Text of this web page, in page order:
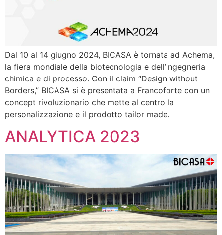
Dal 10 al 14 giugno 2024, BICASA è tornata ad Achema,
la fiera mondiale della biotecnologia e dell’ingegneria
chimica e di processo. Con il claim “Design without
Borders,” BICASA si è presentata a Francoforte con un
concept rivoluzionario che mette al centro la
personalizzazione e il prodotto tailor made.
ANALYTICA 2023